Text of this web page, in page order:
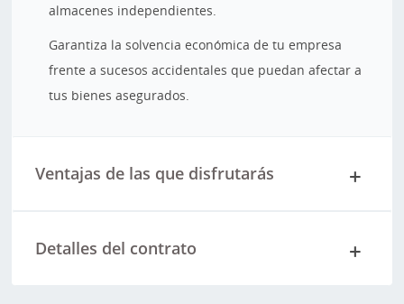
almacenes independientes.
Garantiza la solvencia económica de tu empresa
frente a sucesos accidentales que puedan afectar a
tus bienes asegurados.
Ventajas de las que disfrutarás
Detalles del contrato